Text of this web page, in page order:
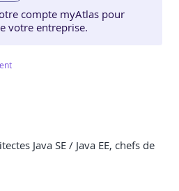
compte myAtlas pour
votre entreprise.
Java SE / Java EE, chefs de